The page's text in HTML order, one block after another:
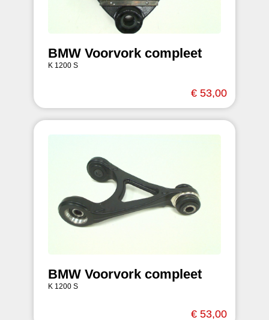
BMW Voorvork compleet
K 1200 S
€ 53,00
BMW Voorvork compleet
K 1200 S
€ 53,00